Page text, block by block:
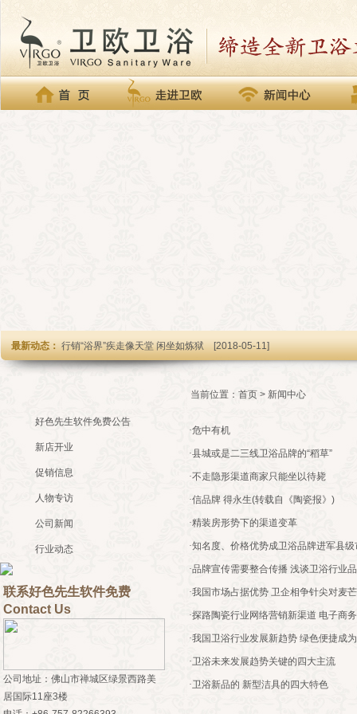
最新动态： 行销“浴界”疾走像天堂 闲坐如炼狱[2018-05-11]
好色先生软件免费公告
新店开业
促销信息
人物专访
公司新闻
行业动态
联系好色先生软件免费
Contact Us
公司地址：佛山市禅城区绿景西路美
居国际11座3楼
当前位置： 首页 > 新闻中心
·危中有机
·县城或是二三线卫浴品牌的“稻草”
·不走隐形渠道商家只能坐以待毙
·信品牌 得永生(转载自《陶瓷报》)
·精装房形势下的渠道变革
·知名度、价格优势成卫浴品牌进军县
·品牌宣传需要整合传播 浅谈卫浴行业
·我国市场占据优势 卫企相争针尖对麦芒
·探路陶瓷行业网络营销新渠道 电子商
·我国卫浴行业发展新趋势 绿色便捷成
·卫浴未来发展趋势关键的四大主流
·卫浴新品的 新型洁具的四大特色